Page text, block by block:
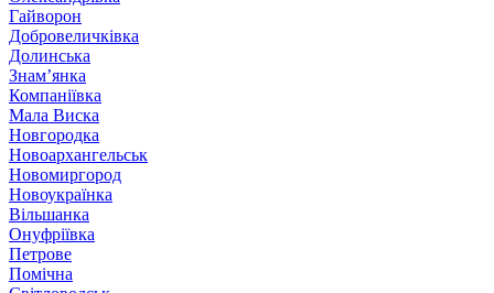
Гайворон
Добровеличківка
Долинська
Знам’янка
Компаніївка
Мала Виска
Новгородка
Новоархангельськ
Новомиргород
Новоукраїнка
Вільшанка
Онуфріївка
Петрове
Помічна